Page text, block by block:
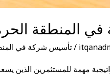
المنطقة
تأسيس شركة في/
مهمة للمستثمرين الذين